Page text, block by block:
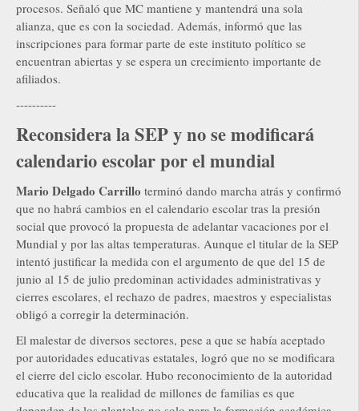
procesos. Señaló que MC mantiene y mantendrá una sola
alianza, que es con la sociedad. Además, informó que las
inscripciones para formar parte de este instituto político se
encuentran abiertas y se espera un crecimiento importante de
afiliados.
----------
Reconsidera la SEP y no se modificará
calendario escolar por el mundial
Mario Delgado Carrillo terminó dando marcha atrás y confirmó
que no habrá cambios en el calendario escolar tras la presión
social que provocó la propuesta de adelantar vacaciones por el
Mundial y por las altas temperaturas. Aunque el titular de la SEP
intentó justificar la medida con el argumento de que del 15 de
junio al 15 de julio predominan actividades administrativas y
cierres escolares, el rechazo de padres, maestros y especialistas
obligó a corregir la determinación.
El malestar de diversos sectores, pese a que se había aceptado
por autoridades educativas estatales, logró que no se modificara
el cierre del ciclo escolar. Hubo reconocimiento de la autoridad
educativa que la realidad de millones de familias es que